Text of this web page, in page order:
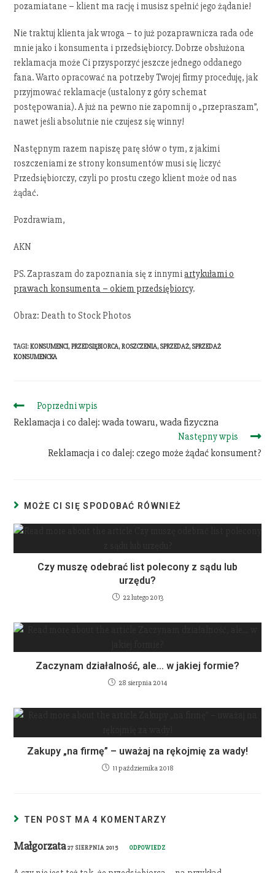
pozamiatane – klient ma rację i musisz spełnić jego żądanie!
Nie traktuj klienta jak wroga – to już pozaprawnicza rada ode
mnie jako i konsumenta i przedsiębiorcy. Dobrze obsłużona
reklamacja może Ci przysporzyć jeszcze jednego oddanego
fana. Warto opracować na potrzeby Twojej firmy proceduję, jak
przyjmować reklamacje (ustalony z góry schemat
postępowania). A już na pewno nie zapomnij o „przepraszam”,
nawet jeśli absolutnie nie czujesz się winny!
Następnym razem napiszę parę słów o tym, z jakimi
roszczeniami ze strony konsumentów musi się liczyć
Przedsiębiorczy, czyli po prostu czego klient może od nas
żądać.
Pozdrawiam,
AKN
PS. Zapraszam do zapoznania się z innymiartykułami o
prawach konsumenta – okiem przedsiębiorcy.
Obraz: Death to Stock Photos
TAGI:KONSUMENCI,PRZEDSIĘBIORCA,ROSZCZENIA,SPRZEDAŻ,SPRZEDAŻ
KONSUMENCKA
Poprzedni wpis
Reklamacja i co dalej: wada towaru, wada fizyczna
Następny wpis
Reklamacja i co dalej: czego może żądać konsument?
MOŻE CI SIĘ SPODOBAĆ RÓWNIEŻ
Czy muszę odebrać list polecony z sądu lub
urzędu?
22 lutego 2013
Zaczynam działalność, ale… w jakiej formie?
28 sierpnia 2014
Zakupy „na firmę” – uważaj na rękojmię za wady!
11 października 2018
TEN POST MA 4 KOMENTARZY
Małgorzata 27 SIERPNIA 2015 ODPOWIEDZ